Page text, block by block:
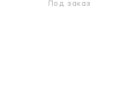
Под заказ